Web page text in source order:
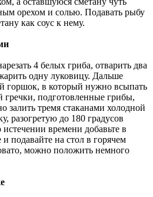
орехом и солью. Подавать рыбу
как соус к нему.
4 белых гриба, отварить два
одну луковицу. Дальше
горшок, в который нужно всыпать
гречки, подготовленные грибы,
залить тремя стаканами холодной
разогретую до 180 градусов
времени добавьте в
подавайте на стол в горячем
можно положить немного